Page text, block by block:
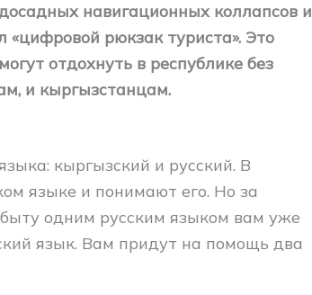
навигационных коллапсов и
«цифровой рюкзак туриста». Это
отдохнуть в республике без
и кыргызстанцам.
кыргызский и русский. В
языке и понимают его. Но за
одним русским языком вам уже
язык. Вам придут на помощь два